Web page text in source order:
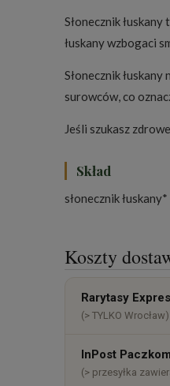
Słonecznik
łuskany wzbogaci
Słonecznik
surowców, co
Jeśli szukasz
Skład
słonecznik
Koszty
Rarytasy
(> TYLKO Wrocław)
InPost
(> przesyłka